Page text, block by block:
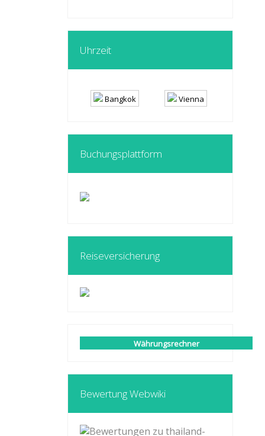
Uhrzeit
Bangkok Vienna
Buchungsplattform
Reiseversicherung
Währungsrechner
Bewertung Webwiki